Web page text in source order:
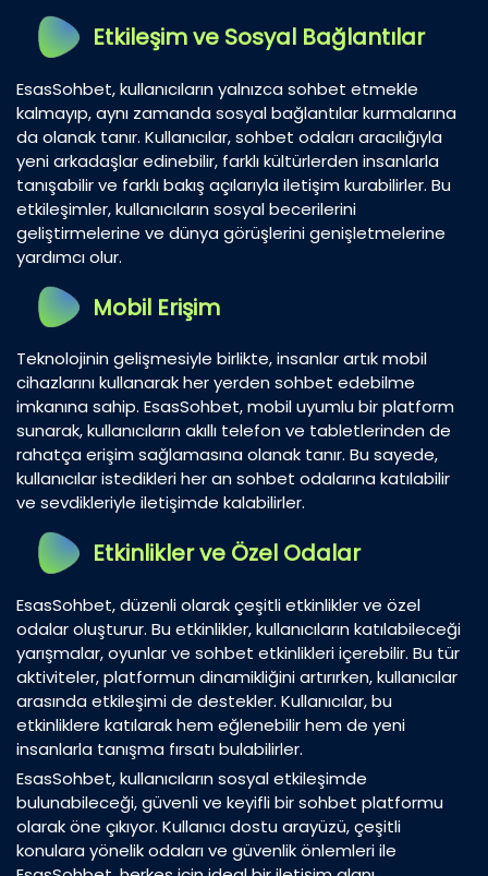
Etkileşim ve Sosyal Bağlantılar
EsasSohbet, kullanıcıların yalnızca sohbet etmekle
kalmayıp, aynı zamanda sosyal bağlantılar kurmalarına
da olanak tanır. Kullanıcılar, sohbet odaları aracılığıyla
yeni arkadaşlar edinebilir, farklı kültürlerden insanlarla
tanışabilir ve farklı bakış açılarıyla iletişim kurabilirler. Bu
etkileşimler, kullanıcıların sosyal becerilerini
geliştirmelerine ve dünya görüşlerini genişletmelerine
yardımcı olur.
Mobil Erişim
Teknolojinin gelişmesiyle birlikte, insanlar artık mobil
cihazlarını kullanarak her yerden sohbet edebilme
imkanına sahip. EsasSohbet, mobil uyumlu bir platform
sunarak, kullanıcıların akıllı telefon ve tabletlerinden de
rahatça erişim sağlamasına olanak tanır. Bu sayede,
kullanıcılar istedikleri her an sohbet odalarına katılabilir
ve sevdikleriyle iletişimde kalabilirler.
Etkinlikler ve Özel Odalar
EsasSohbet, düzenli olarak çeşitli etkinlikler ve özel
odalar oluşturur. Bu etkinlikler, kullanıcıların katılabileceği
yarışmalar, oyunlar ve sohbet etkinlikleri içerebilir. Bu tür
aktiviteler, platformun dinamikliğini artırırken, kullanıcılar
arasında etkileşimi de destekler. Kullanıcılar, bu
etkinliklere katılarak hem eğlenebilir hem de yeni
insanlarla tanışma fırsatı bulabilirler.
EsasSohbet, kullanıcıların sosyal etkileşimde
bulunabileceği, güvenli ve keyifli bir sohbet platformu
olarak öne çıkıyor. Kullanıcı dostu arayüzü, çeşitli
konulara yönelik odaları ve güvenlik önlemleri ile